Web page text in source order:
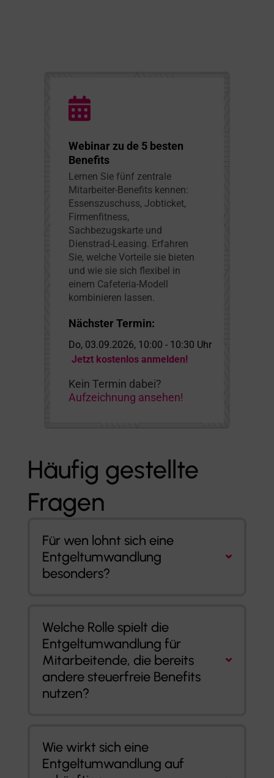
Webinar zu de 5 besten
Benefits
Lernen Sie fünf zentrale
Mitarbeiter-Benefits kennen:
Essenszuschuss, Jobticket,
Firmenfitness,
Sachbezugskarte und
Dienstrad-Leasing. Erfahren
Sie, welche Vorteile sie bieten
und wie sie sich flexibel in
einem Cafeteria-Modell
kombinieren lassen.
Nächster Termin:
Do, 03.09.2026, 10:00 - 10:30 Uhr
Jetzt kostenlos anmelden!
Kein Termin dabei?
Aufzeichnung ansehen!
Häufig gestellte
Fragen
Für wen lohnt sich eine
Entgeltumwandlung
besonders?
Welche Rolle spielt die
Entgeltumwandlung für
Mitarbeitende, die bereits
andere steuerfreie Benefits
nutzen?
Wie wirkt sich eine
Entgeltumwandlung auf